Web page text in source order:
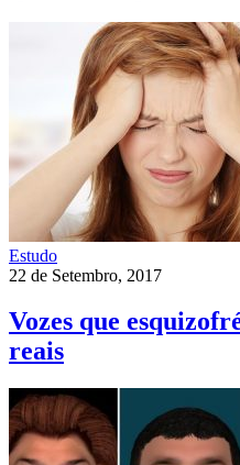
Estudo
22 de Setembro, 2017
Vozes que
reais